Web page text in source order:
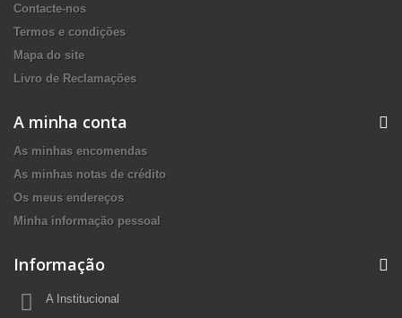
Contacte-nos
Termos e condições
Mapa do site
Livro de Reclamações
A minha conta
As minhas encomendas
As minhas notas de crédito
Os meus endereços
Minha informação pessoal
Informação
A Institucional